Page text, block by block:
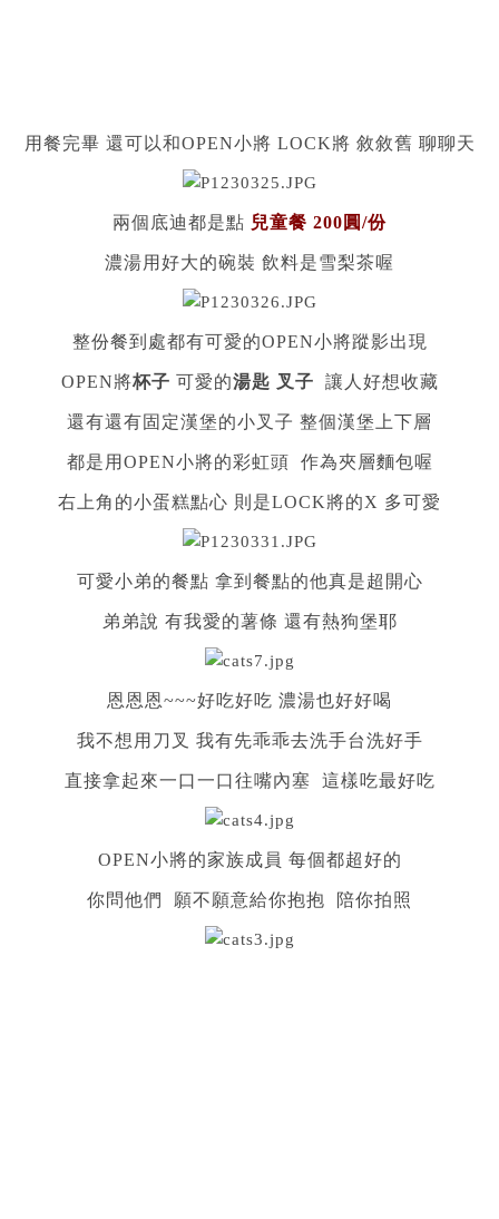
用餐完畢 還可以和OPEN小將 LOCK將 敘敘舊 聊聊天
兩個底迪都是點 兒童餐 200圓/份
濃湯用好大的碗裝 飲料是雪梨茶喔
整份餐到處都有可愛的OPEN小將蹤影出現
OPEN將杯子 可愛的湯匙 叉子 讓人好想收藏
還有還有固定漢堡的小叉子 整個漢堡上下層
都是用OPEN小將的彩虹頭 作為夾層麵包喔
右上角的小蛋糕點心 則是LOCK將的X 多可愛
可愛小弟的餐點 拿到餐點的他真是超開心
弟弟說 有我愛的薯條 還有熱狗堡耶
恩恩恩~~~好吃好吃 濃湯也好好喝
我不想用刀叉 我有先乖乖去洗手台洗好手
直接拿起來一口一口往嘴內塞 這樣吃最好吃
OPEN小將的家族成員 每個都超好的
你問他們 願不願意給你抱抱 陪你拍照